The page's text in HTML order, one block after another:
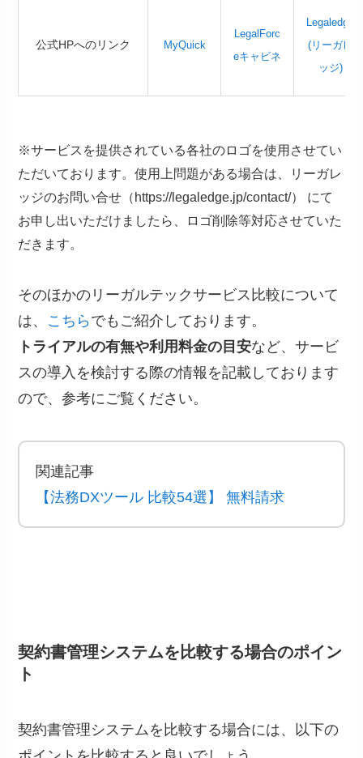
公式HPへのリンク MyQuick
LegalForc
eキャビネ
Legaledge
(リーガレ
ッジ)
※サービスを提供されている各社のロゴを使用させてい
ただいております。使用上問題がある場合は、リーガレ
ッジのお問い合せ（https://legaledge.jp/contact/） にて
お申し出いただけましたら、ロゴ削除等対応させていた
だきます。
そのほかのリーガルテックサービス比較について
は、 こちら でもご紹介しております。
トライアルの有無や利用料金の目安など、サービ
スの導入を検討する際の情報を記載しております
ので、参考にご覧ください。
関連記事
【法務DXツール 比較54選】 無料請求
契約書管理システムを比較する場合のポイン
ト
契約書管理システムを比較する場合には、以下の